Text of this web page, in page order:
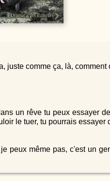
juste comme ça, là,
un rêve tu peux essayer
le tuer, tu pourrais essayer
peux même pas, c'est un